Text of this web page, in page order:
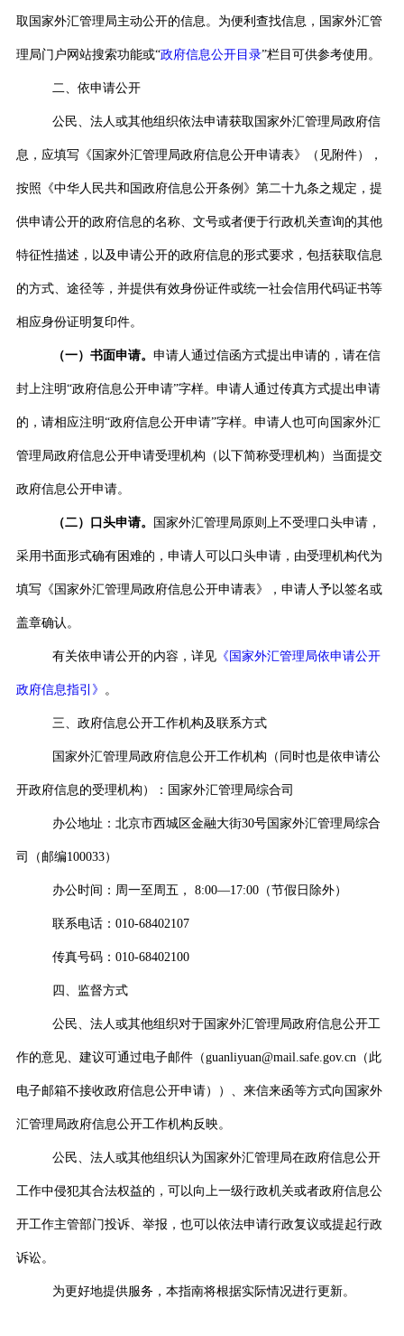
取国家外汇管理局主动公开的信息。为便利查找信息，国家外汇管
理局门户网站搜索功能或“政府信息公开目录”栏目可供参考使用。
二、依申请公开
公民、法人或其他组织依法申请获取国家外汇管理局政府信
息，应填写《国家外汇管理局政府信息公开申请表》（见附件），
按照《中华人民共和国政府信息公开条例 》第二十九条之规定，提
供申请公开的政府信息的名称、文号或者便于行政机关查询的其他
特征性描述，以及申请公开的政府信息的形式要求，包括获取信息
的方式、途径等，并提供有效身份证件或统一社会信用代码证书等
相应身份证明复印件。
（一）书面申请。 申请人通过信函方式提出申请的，请在信
封上注明“政府信息公开申请”字样。申请人通过传真方式提出申请
的，请相应注明“政府信息公开申请”字样。申请人也可向国家外汇
管理局政府信息公开申请受理机构（以下简称受理机构）当面提交
政府信息公开申请。
（二）口头申请。 国家外汇管理局原则上不受理口头申请，
采用书面形式确有困难的，申请人可以口头申请，由受理机构代为
填写《国家外汇管理局政府信息公开申请表》，申请人予以签名或
盖章确认。
有关依申请公开的内容，详见《国家外汇管理局依申请公开
政府信息指引》 。
三、政府信息公开工作机构及联系方式
国家外汇管理局政府信息公开工作机构（同时也是依申请公
开政府信息的受理机构）：国家外汇管理局综合司
办公地址：北京市西城区金融大街30号国家外汇管理局综合
司（邮编100033）
办公时间：周一至周五， 8:00—17:00（节假日除外）
联系电话： 010-68402107
传真号码： 010-68402100
四、监督方式
公民、法人或其他组织对于国家外汇管理局政府信息公开工
作的意见、建议可通过电子邮件（guanliyuan@mail.safe.gov.cn （此
电子邮箱不接收政府信息公开申请））、来信来函等方式向国家外
汇管理局政府信息公开工作机构反映。
公民、法人或其他组织认为国家外汇管理局在政府信息公开
工作中侵犯其合法权益的，可以向上一级行政机关或者政府信息公
开工作主管部门投诉、举报，也可以依法申请行政复议或提起行政
诉讼。
为更好地提供服务，本指南将根据实际情况进行更新。